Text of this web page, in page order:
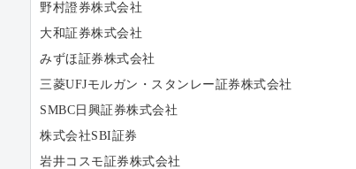
野村證券株式会社
大和証券株式会社
みずほ証券株式会社
三菱UFJモルガン・スタンレー証券株式会社
SMBC日興証券株式会社
株式会社SBI証券
岩井コスモ証券株式会社